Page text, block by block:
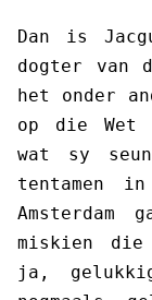
Dan is
dogter van
het onder
op die Wet
wat sy
tentamen
miskien die
ja,